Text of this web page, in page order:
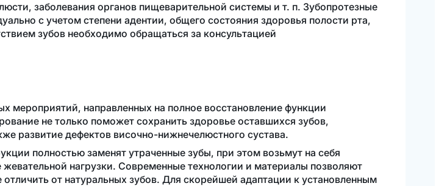
заболевания органов пищеварительной системы и т. п. Зубопротезные
с учетом степени адентии, общего состояния здоровья полости рта,
зубов необходимо обращаться за консультацией
мероприятий, направленных на полное восстановление функции
не только поможет сохранить здоровье оставшихся зубов,
развитие дефектов височно-нижнечелюстного сустава.
полностью заменят утраченные зубы, при этом возьмут на себя
нагрузки. Современные технологии и материалы позволяют
от натуральных зубов. Для скорейшей адаптации к установленным